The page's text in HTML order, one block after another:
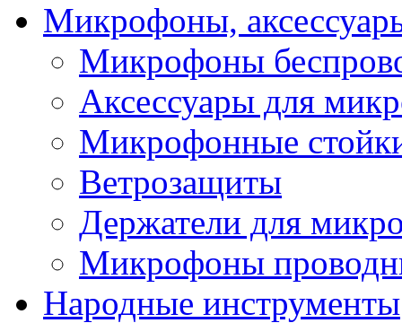
Микрофоны,
Микрофоны
Аксессуары для
Микрофонные
Ветрозащиты
Держатели для
Микрофоны
Народные инструменты